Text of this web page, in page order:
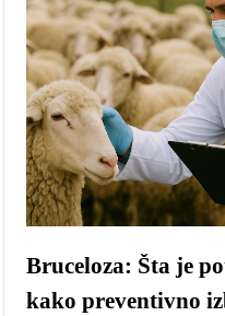
Bruceloza: Šta je
kako preventivno